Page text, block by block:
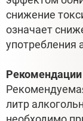
снижение
означает
употребления
литр